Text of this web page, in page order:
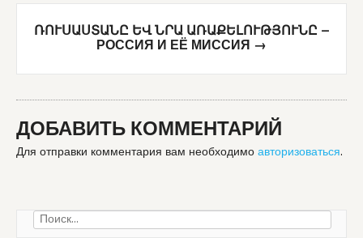
ՌՈՒՍԱՍՏԱՆԸ ԵՎ ՆՐԱ ԱՌԱՔԵԼՈՒԹՅՈՒՆԸ —
РОССИЯ И ЕЁ МИССИЯ →
ДОБАВИТЬ КОММЕНТАРИЙ
Для отправки комментария вам необходимо авторизоваться.
Найти: